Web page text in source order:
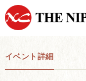
イベント詳細
日本クラブメンバーロ